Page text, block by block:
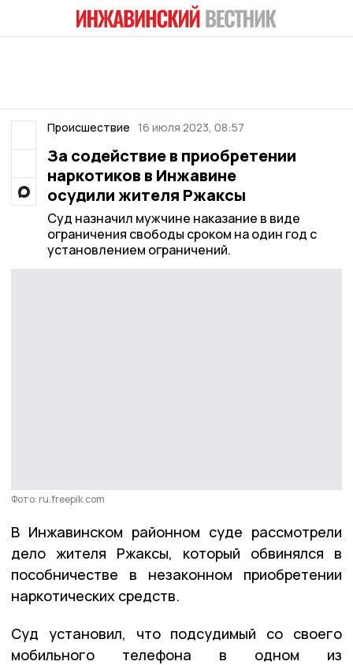
Происшествие 16 июля 2023, 08:57
За содействие в приобретении
наркотиков в Инжавине
осудили жителя Ржаксы
Суд назначил мужчине наказание в виде
ограничения свободы сроком на один год с
установлением ограничений.
Фото: ru.freepik.com
В Инжавинском районном суде рассмотрели
дело жителя Ржаксы, который обвинялся в
пособничестве в незаконном приобретении
наркотических средств.
Суд установил, что подсудимый со своего
мобильного телефона в одном из